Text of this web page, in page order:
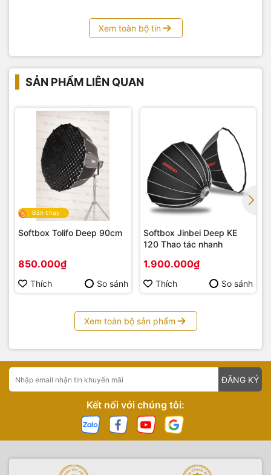
Xem toàn bộ tin
SẢN PHẨM LIÊN QUAN
Bán chạy
Softbox Tolifo Deep 90cm
850.000₫
Thích So sánh
Softbox Jinbei Deep KE
120 Thao tác nhanh
1.900.000₫
Thích So sánh
Xem toàn bộ sản phẩm
ĐĂNG KÝ
Kết nối với chúng tôi: